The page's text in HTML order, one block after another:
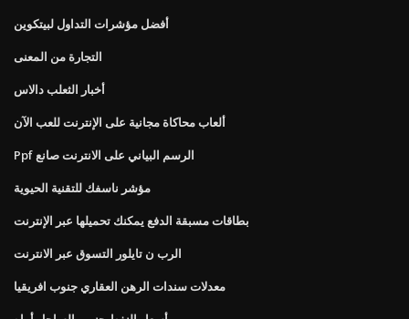
أفضل مؤشرات التداول لبيتكوين
التجارة من المعنى
أخبار الثعلب دالاس
ألعاب محاكاة مجانية على الإنترنت للعب الآن
Ppf الرسم البياني على الانترنت صانع
مؤشر ناسفك للتقنية الحيوية
بطاقات مسبقة الدفع يمكنك تحميلها عبر الإنترنت
الرب ن تايلور التسوق عبر الانترنت
معدلات سندات الرهن العقاري جنوب افريقيا